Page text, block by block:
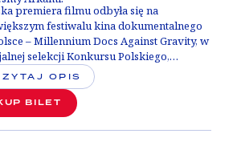
premiera filmu odbyła się na
festiwalu kina dokumentalnego
–Millennium Docs Against Gravity, w
selekcji Konkursu Polskiego,
Wyróżnienie Stowarzyszenia Kin
.
OPIS
BILET